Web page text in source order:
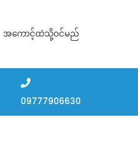
အကောင့်ထဲသို့ဝင်မည်
09777906630